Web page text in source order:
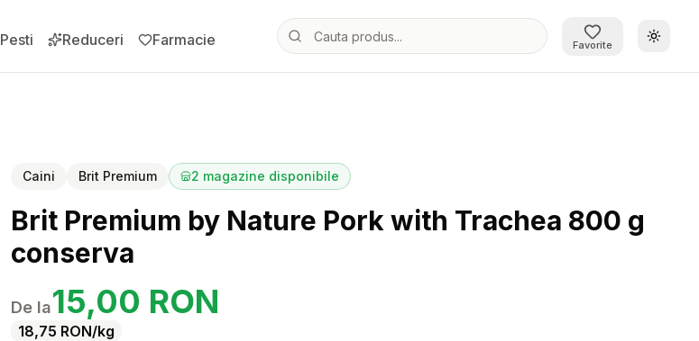
Pesti Reduceri Farmacie Favorite
Caini Brit Premium 2 magazine disponibile
Brit Premium by Nature Pork with Trachea 800 g
conserva
De la15,00 RON
18,75 RON/kg